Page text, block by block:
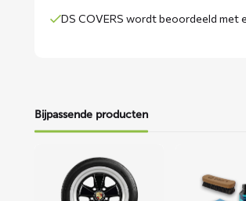
DS COVERS wordtbeoordeeld met
Bijpassende producten